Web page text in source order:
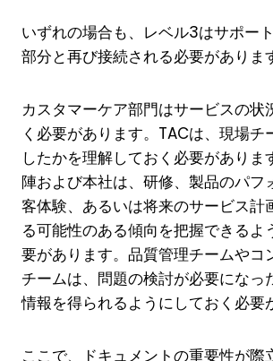
いずれの場合も、レベル3はサポー
部分と再び接続される必要がありま
カスタマーケア部門はサービスの状
く必要があります。TACは、現場チ
したかを理解しておく必要がありま
陣および本社は、研修、製品のパフ
客体験、あるいは将来のサービス計
る可能性のある傾向を把握できるよ
要があります。品質管理チームやコ
チームは、問題の検討が必要になっ
情報を得られるようにしておく必要
ここで、ドキュメントの重要性が際